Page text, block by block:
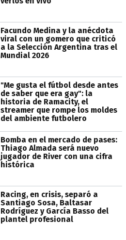
Facundo Medina y la anécdota
viral con un gomero que criticó
a la Selección Argentina tras el
Mundial 2026
"Me gusta el fútbol desde antes
de saber que era gay": la
historia de Ramacity, el
streamer que rompe los moldes
del ambiente futbolero
Bomba en el mercado de pases:
Thiago Almada será nuevo
jugador de River con una cifra
histórica
Racing, en crisis, separó a
Santiago Sosa, Baltasar
Rodríguez y García Basso del
plantel profesional